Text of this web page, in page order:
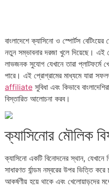
বাংলাদেশে ক্যাসিনো ও স্পোর্টস
নতুন সম্ভাবনার দরজা খুলে দিয়েছে। এই
লাভজনক সুযোগ যেখানে তারা প্লাটফর্মে
পারে। এই প্রোগ্রামের মাধ্যমে যারা
affiliate সুবিধা এবং কিভাবে
বিস্তারিত আলোচনা করব।
ক্যাসিনোর মৌলিক
ক্যাসিনো একটি বিনোদনের স্থান,
সাধারণত র্যান্ডম নম্বরের উপর ভিত্তি
আকর্ষণীয় হয়ে থাকে এবং খেলোয়াড়দের